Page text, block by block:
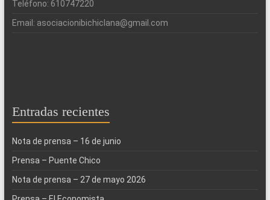
Teléfono: 610747220
Email: asociacionibichiclana@gmail.com
Entradas recientes
Nota de prensa – 16 de junio
Prensa – Puente Chico
Nota de prensa – 27 de mayo 2026